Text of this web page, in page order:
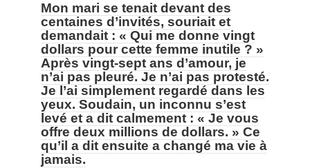
Mon mari se tenait devant des
centaines d’invités, souriait et
demandait : « Qui me donne vingt
dollars pour cette femme inutile ? »
Après vingt-sept ans d’amour, je
n’ai pas pleuré. Je n’ai pas protesté.
Je l’ai simplement regardé dans les
yeux. Soudain, un inconnu s’est
levé et a dit calmement : « Je vous
offre deux millions de dollars. » Ce
qu’il a dit ensuite a changé ma vie à
jamais.